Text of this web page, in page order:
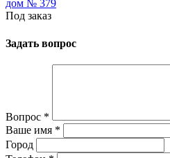
дом № 379
Под заказ
Задать вопрос
Вопрос *
Ваше имя *
Город